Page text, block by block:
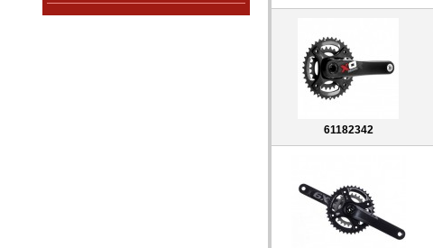
61182342